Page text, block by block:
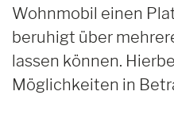
Wohnmobil einen
beruhigt über
lassen können.
Möglichkeiten in